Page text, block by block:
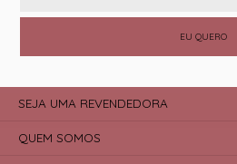
EU QUERO
SEJA UMA REVENDEDORA
QUEM SOMOS